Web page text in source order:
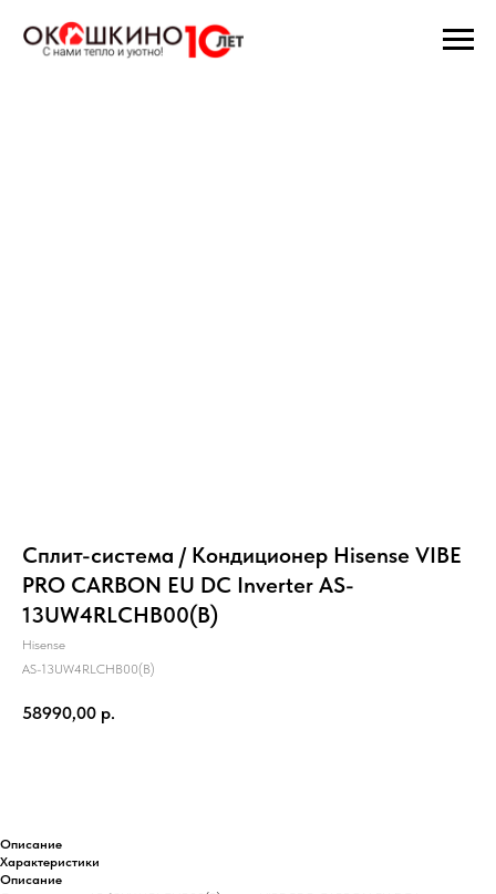
Сплит-система / Кондиционер Hisense VIBE
PRO CARBON EU DC Inverter AS-
13UW4RLCHB00(B)
Hisense
AS-13UW4RLCHB00(B)
58990,00 р.
Описание
Характеристики
Описание